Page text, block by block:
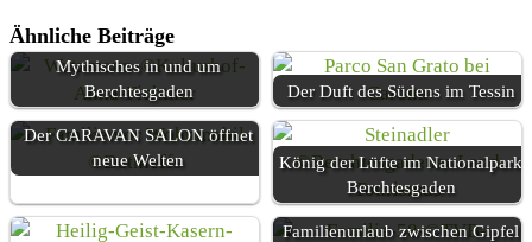
Ähnliche Beiträge
Mythisches in und um
Berchtesgaden
Der Duft des Südens im Tessin
Der CARAVAN SALON öffnet
neue Welten
König der Lüfte im Nationalpark
Berchtesgaden
Familienurlaub zwischen Gipfel